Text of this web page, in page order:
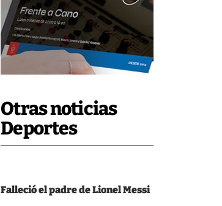
Otras noticias
Deportes
Falleció el padre de Lionel Messi